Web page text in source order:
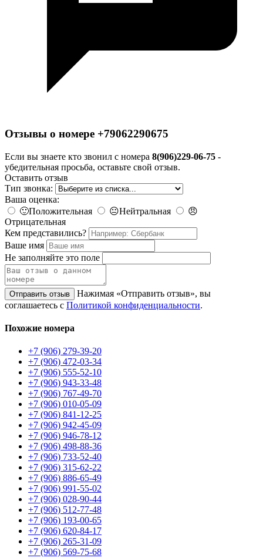
Отзывы о номере +79062290675
Если вы знаете кто звонил с номера 8(906)229-06-75 -
убедительная просьба, оставьте свой отзыв.
Оставить отзыв
Тип звонка:
Ваша оценка:
🙂Положительная 😐Нейтральная
😠
Отрицательная
Кем представились?
Ваше имя
Не заполняйте это поле
Отправить отзыв
Нажимая «Отправить отзыв», вы
соглашаетесь с Политикой конфиденциальности.
Похожие номера
+7 (906) 279-39-20
+7 (906) 472-03-34
+7 (906) 555-52-10
+7 (906) 943-33-48
+7 (906) 767-49-70
+7 (906) 010-05-09
+7 (906) 841-12-25
+7 (906) 942-45-09
+7 (906) 946-78-12
+7 (906) 498-88-36
+7 (906) 733-52-40
+7 (906) 315-62-22
+7 (906) 886-65-49
+7 (906) 991-55-02
+7 (906) 028-90-44
+7 (906) 512-77-48
+7 (906) 193-00-65
+7 (906) 620-84-17
+7 (906) 265-31-09
+7 (906) 569-75-68